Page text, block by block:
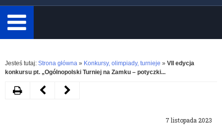
minimum
3
znaki.
Rozwiń
Jesteś tutaj: Strona główna » Konkursy, olimpiady, turnieje » VII edycja
konkursu pt. „Ogólnopolski Turniej na Zamku – potyczki...
7 listopada 2023
DrukujNastępnyPoprzedni